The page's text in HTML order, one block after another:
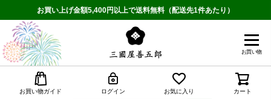
お買い上げ金額5,400円以上で送料無料（配送先1件あたり）
お買い物
お買い物ガイド ログイン お気に入り カート